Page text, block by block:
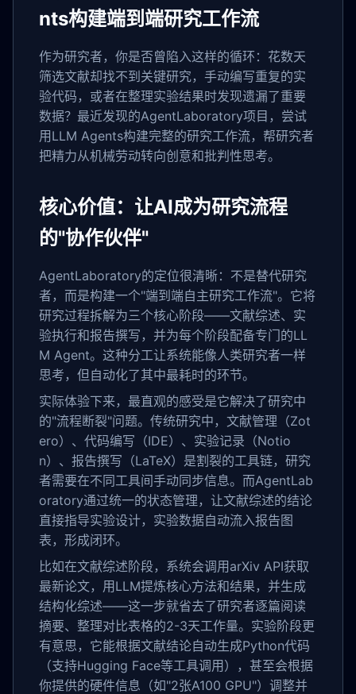
nts构建端到端研究工作流
作为研究者，你是否曾陷入这样的循环：花数天
筛选文献却找不到关键研究，手动编写重复的实
验代码，或者在整理实验结果时发现遗漏了重要
数据？最近发现的AgentLaboratory项目，尝试
用LLM Agents构建完整的研究工作流，帮研究者
把精力从机械劳动转向创意和批判性思考。
核心价值：让AI成为研究流程
的"协作伙伴"
AgentLaboratory的定位很清晰：不是替代研究
者，而是构建一个"端到端自主研究工作流"。它将
研究过程拆解为三个核心阶段——文献综述、实
验执行和报告撰写，并为每个阶段配备专门的LL
M Agent。这种分工让系统能像人类研究者一样
思考，但自动化了其中最耗时的环节。
实际体验下来，最直观的感受是它解决了研究中
的"流程断裂"问题。传统研究中，文献管理（Zot
ero）、代码编写（IDE）、实验记录（Notio
n）、报告撰写（LaTeX）是割裂的工具链，研究
者需要在不同工具间手动同步信息。而AgentLab
oratory通过统一的状态管理，让文献综述的结论
直接指导实验设计，实验数据自动流入报告图
表，形成闭环。
比如在文献综述阶段，系统会调用arXiv API获取
最新论文，用LLM提炼核心方法和结果，并生成
结构化综述——这一步就省去了研究者逐篇阅读
摘要、整理对比表格的2-3天工作量。实验阶段更
有意思，它能根据文献结论自动生成Python代码
（支持Hugging Face等工具调用），甚至会根据
你提供的硬件信息（如"2张A100 GPU"）调整并